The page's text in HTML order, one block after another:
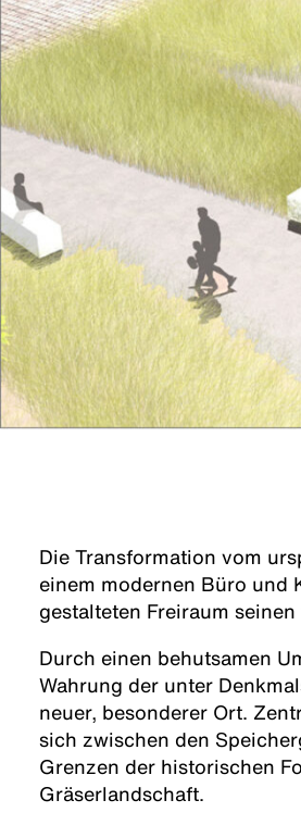
Die Transformation vom
einem modernen Büro und
gestalteten Freiraum
Durch einen behutsamen
Wahrung der unter
neuer, besonderer Ort.
sich zwischen den
Grenzen der historischen
Gräserlandschaft.